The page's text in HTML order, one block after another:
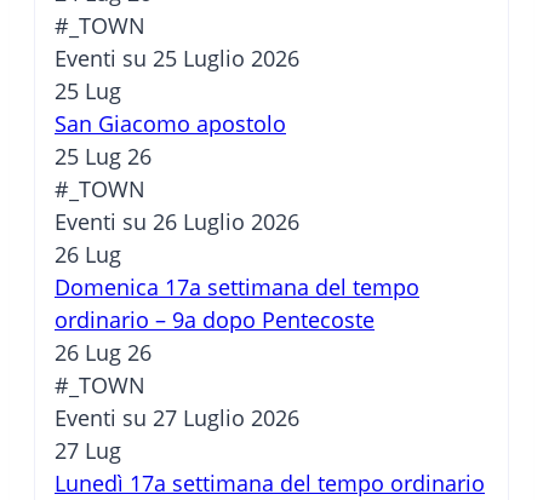
#_TOWN
Eventi su 25 Luglio 2026
25 Lug
San Giacomo apostolo
25 Lug 26
#_TOWN
Eventi su 26 Luglio 2026
26 Lug
Domenica 17a settimana del tempo
ordinario – 9a dopo Pentecoste
26 Lug 26
#_TOWN
Eventi su 27 Luglio 2026
27 Lug
Lunedì 17a settimana del tempo ordinario